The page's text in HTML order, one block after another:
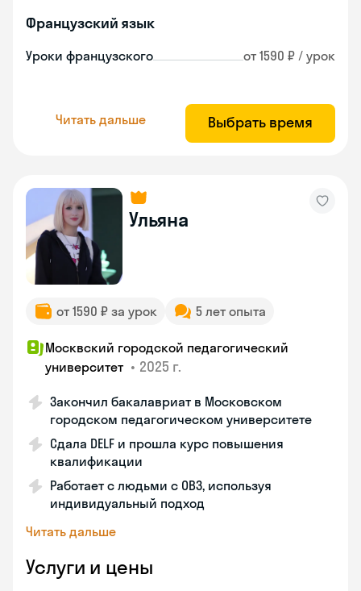
Французский язык
Уроки французского от 1590 ₽ / урок
Читать дальше Выбрать время
Ульяна
от 1590 ₽ за урок 5 лет опыта
Москвский городской педагогический
университет • 2025 г.
Закончил бакалавриат в Московском
городском педагогическом университете
Сдала DELF и прошла курс повышения
квалификации
Работает с людьми с ОВЗ, используя
индивидуальный подход
Читать дальше
Услуги и цены